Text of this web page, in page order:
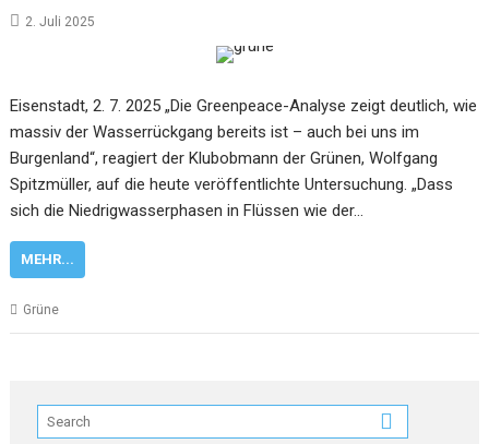
2. Juli 2025
Eisenstadt, 2. 7. 2025 „Die Greenpeace-Analyse zeigt deutlich, wie
massiv der Wasserrückgang bereits ist – auch bei uns im
Burgenland“, reagiert der Klubobmann der Grünen, Wolfgang
Spitzmüller, auf die heute veröffentlichte Untersuchung. „Dass
sich die Niedrigwasserphasen in Flüssen wie der…
MEHR...
Grüne